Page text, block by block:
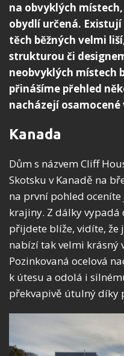
na obvyklých
obydlí určená.
těch běžných velmi
strukturou či
neobvyklých místech
přinášíme přehled
nacházejí
Kanada
Dům s názvem Cliff
Skotsku v Kanadě na
na první pohled
krajiny. Z dálky vypadá
přijdete blíže, vidíte, že
nabízí tak velmi krásný
Pozinkovaná ocelová
k útesu a odolá i
překvapivě útulný díky